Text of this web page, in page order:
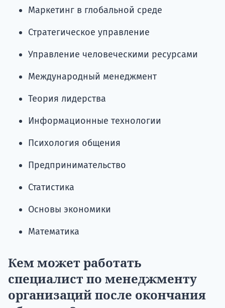
Маркетинг в глобальной среде
Стратегическое управление
Управление человеческими ресурсами
Международный менеджмент
Теория лидерства
Информационные технологии
Психология общения
Предпринимательство
Статистика
Основы экономики
Математика
Кем может работать
специалист по менеджменту
организаций после окончания